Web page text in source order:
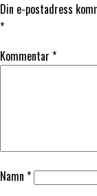
Din e-postadress
*
Kommentar *
Namn *